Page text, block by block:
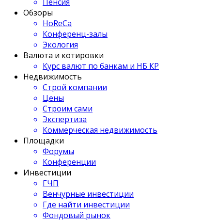
Обзоры
HoReCa
Конференц-залы
Экология
Валюта и котировки
Курс валют по банкам и НБ КР
Недвижимость
Строй компании
Цены
Строим сами
Экспертиза
Коммерческая недвижимость
Площадки
Форумы
Конференции
Инвестиции
ГЧП
Венчурные инвестиции
Где найти инвестиции
Фондовый рынок